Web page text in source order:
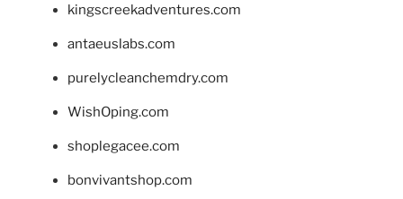
kingscreekadventures.com
antaeuslabs.com
purelycleanchemdry.com
WishOping.com
shoplegacee.com
bonvivantshop.com